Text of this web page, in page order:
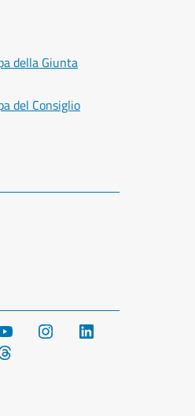
della Giunta
del Consiglio
YouTube Instagram